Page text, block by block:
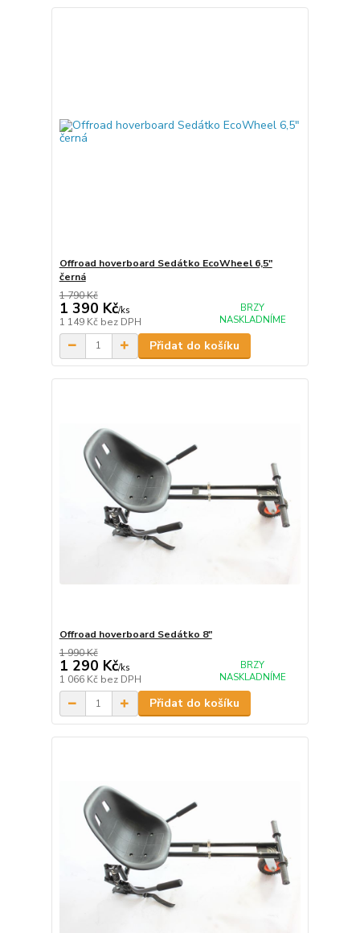
Offroad hoverboard Sedátko EcoWheel 6,5"
černá
1 790 Kč
1 390 Kč/ks
1 149 Kč bez DPH
BRZY
NASKLADNÍME
Přidat do košíku
Offroad hoverboard Sedátko 8"
1 990 Kč
1 290 Kč/ks
1 066 Kč bez DPH
BRZY
NASKLADNÍME
Přidat do košíku